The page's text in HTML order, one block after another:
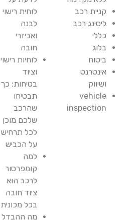
קניית רכב
ליסינג רכב
כללי
בלוג
ביטוח
אינטרנט
ושיווק
vehicle
inspection
לוחית רישוי
לבנה
ואביזרי
חובה
לוחיות רישוי
וציוד
בטיחות: כך
תבטיחו
שהרכב
שלכם מוכן
לכל תרחיש
על הכביש
למה
קומפרסור
לרכב הוא
ציוד חובה
בכל מכונית
מה ההבדל